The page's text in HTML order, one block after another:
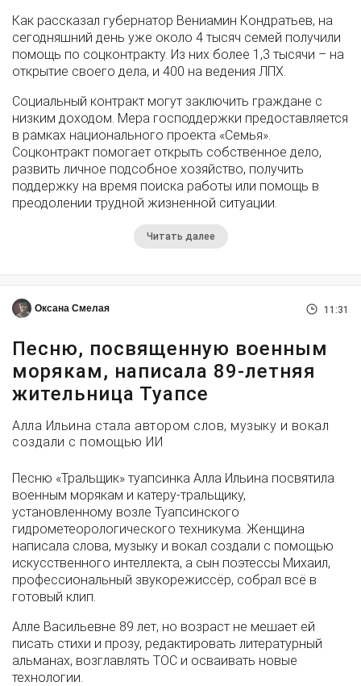
Как рассказал губернатор Вениамин Кондратьев, на
сегодняшний день уже около 4 тысяч семей получили
помощь по соцконтракту. Из них более 1,3 тысячи – на
открытие своего дела, и 400 на ведения ЛПХ.
Социальный контракт могут заключить граждане с
низким доходом. Мера господдержки предоставляется
в рамках национального проекта «Семья».
Соцконтракт помогает открыть собственное дело,
развить личное подсобное хозяйство, получить
поддержку на время поиска работы или помощь в
преодолении трудной жизненной ситуации.
Читать далее
Оксана Смелая 11:31
Песню, посвященную военным
морякам, написала 89-летняя
жительница Туапсе
Алла Ильина стала автором слов, музыку и вокал
создали с помощью ИИ
Песню «Тральщик» туапсинка Алла Ильина посвятила
военным морякам и катеру-тральщику,
установленному возле Туапсинского
гидрометеорологического техникума. Женщина
написала слова, музыку и вокал создали с помощью
искусственного интеллекта, а сын поэтессы Михаил,
профессиональный звукорежиссёр, собрал всё в
готовый клип.
Алле Васильевне 89 лет, но возраст не мешает ей
писать стихи и прозу, редактировать литературный
альманах, возглавлять ТОС и осваивать новые
технологии.